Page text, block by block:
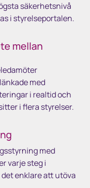
säkerhetsnivå
i styrelseportalen.
mellan
med
i realtid och
i flera styrelser.
med
varje steg i
enklare att utöva